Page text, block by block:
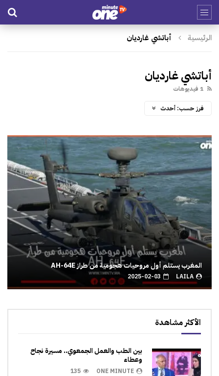
الرئيسية أباتشي غارديان
أباتشي غارديان
1 فيديوهات
فرز حسب: أحدث
المغرب يستلم أول مروحيات هجومية من طراز AH-64E
LAILA
2025-02-03
الأكثر مشاهدة
بين الطب والعمل الجمعوي.. مسيرة نجاح
وعطاء
ONE MINUTE
135